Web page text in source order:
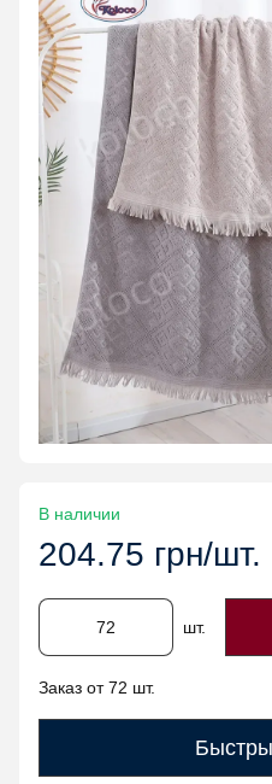
В наличии
204.75 грн/шт.
шт.
Заказ от 72 шт.